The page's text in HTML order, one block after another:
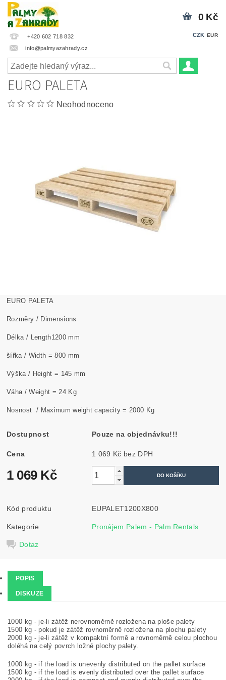
+420 602 718 832
info@palmyazahrady.cz
CZK EUR
0 Kč
EURO PALETA
Neohodnoceno
EURO PALETA
Rozměry / Dimensions
Délka / Length1200 mm
šířka / Width = 800 mm
Výška / Height = 145 mm
Váha / Weight = 24 Kg
Nosnost / Maximum weight capacity = 2000 Kg
Dostupnost Pouze na objednávku!!!
Cena 1 069 Kč bez DPH
1 069 Kč
Kód produktu EUPALET1200X800
Kategorie Pronájem Palem - Palm Rentals
Dotaz
POPIS
DISKUZE
1000 kg - je-li zátěž nerovnoměrně rozložena na ploše palety
1500 kg - pokud je zátěž rovnoměrně rozložena na plochu palety
2000 kg - je-li zátěž v kompaktní formě a rovnoměrně celou plochou
doléhá na celý povrch ložné plochy palety.
1000 kg - if the load is unevenly distributed on the pallet surface
1500 kg - if the load is evenly distributed over the pallet surface